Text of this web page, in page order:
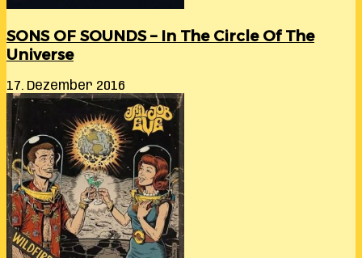
SONS OF SOUNDS – In The Circle Of The
Universe
17. Dezember 2016